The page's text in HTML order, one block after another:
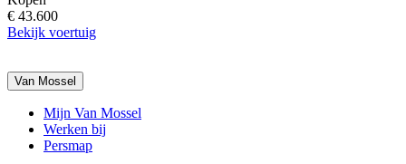
€ 43.600
Bekijk voertuig
Van Mossel
Mijn Van Mossel
Werken bij
Persmap